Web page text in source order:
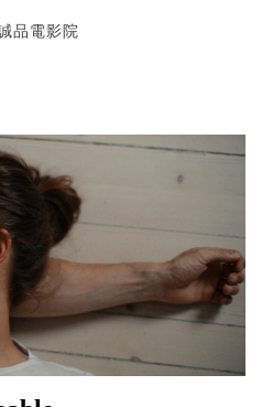
品電影院